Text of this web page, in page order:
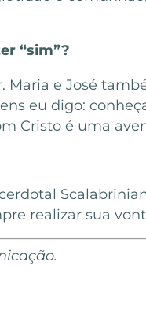
“sim”?
Maria e José
eu digo:
Cristo é uma
realizar sua